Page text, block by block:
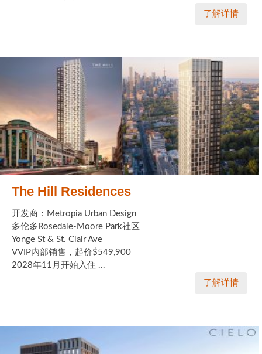
了解详情
The Hill Residences
开发商：Metropia Urban Design
多伦多Rosedale-Moore Park社区
Yonge St & St. Clair Ave
VVIP内部销售，起价$549,900
2028年11月开始入住 ...
了解详情